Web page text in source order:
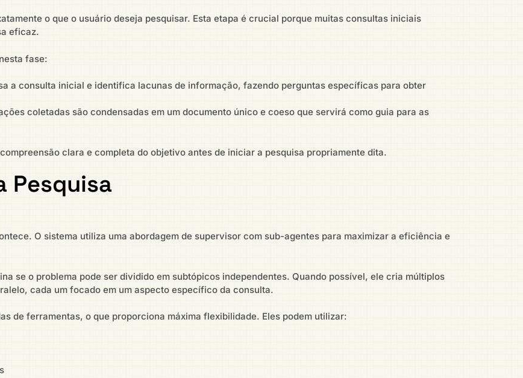
o que o usuário deseja pesquisar. Esta etapa é crucial porque muitas consultas iniciais
eficaz.
fase:
a consulta inicial e identifica lacunas de informação, fazendo perguntas específicas para obter
coletadas são condensadas em um documento único e coeso que servirá como guia para as
clara e completa do objetivo antes de iniciar a pesquisa propriamente dita.
Pesquisa
O sistema utiliza uma abordagem de supervisor com sub-agentes para maximizar a eficiência e
se o problema pode ser dividido em subtópicos independentes. Quando possível, ele cria múltiplos
cada um focado em um aspecto específico da consulta.
de ferramentas, o que proporciona máxima flexibilidade. Eles podem utilizar: